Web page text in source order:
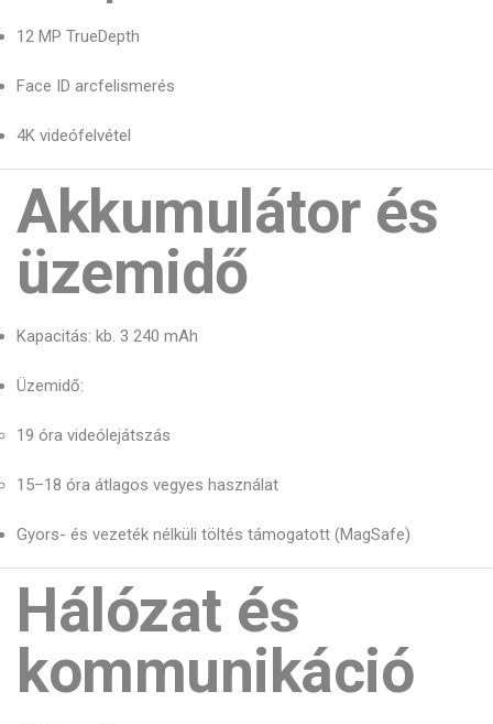
12 MP TrueDepth
Face ID arcfelismerés
4K videófelvétel
Akkumulátor és
üzemidő
Kapacitás: kb. 3 240 mAh
Üzemidő:
19 óra videólejátszás
15–18 óra átlagos vegyes használat
Gyors- és vezeték nélküli töltés támogatott (MagSafe)
Hálózat és
kommunikáció